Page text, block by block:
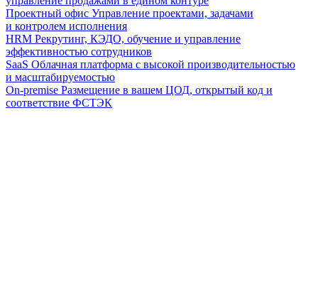
Проектный офис Управление проектами, задачами
и контролем исполнения
HRM Рекрутинг, КЭДО, обучение и управление
эффективностью сотрудников
SaaS Облачная платформа с высокой производительностью
и масштабируемостью
On-premise Размещение в вашем ЦОД, открытый код и
соответствие ФСТЭК